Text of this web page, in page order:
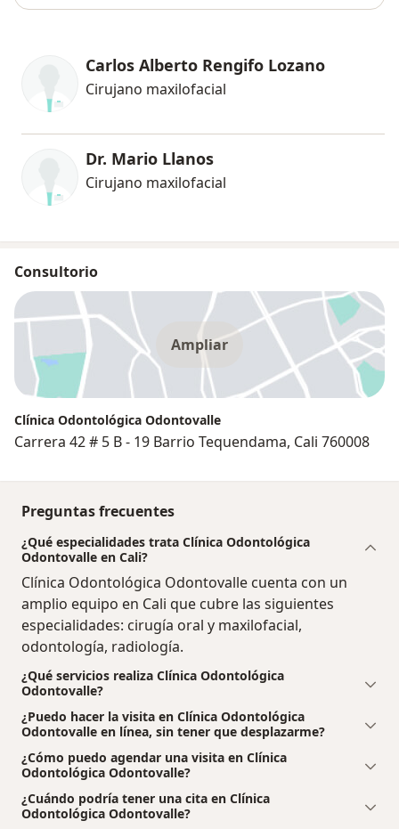
Carlos Alberto Rengifo Lozano
Cirujano maxilofacial
Dr. Mario Llanos
Cirujano maxilofacial
Consultorio
Ampliar
Clínica Odontológica Odontovalle
Carrera 42 # 5 B - 19 Barrio Tequendama, Cali 760008
Preguntas frecuentes
¿Qué especialidades trata Clínica Odontológica
Odontovalle en Cali?
Clínica Odontológica Odontovalle cuenta con un
amplio equipo en Cali que cubre las siguientes
especialidades: cirugía oral y maxilofacial,
odontología, radiología.
¿Qué servicios realiza Clínica Odontológica
Odontovalle?
¿Puedo hacer la visita en Clínica Odontológica
Odontovalle en línea, sin tener que desplazarme?
¿Cómo puedo agendar una visita en Clínica
Odontológica Odontovalle?
¿Cuándo podría tener una cita en Clínica
Odontológica Odontovalle?